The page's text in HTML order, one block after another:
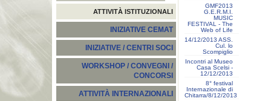
ATTIVITÀ ISTITUZIONALI
INIZIATIVE CEMAT
INIZIATIVE / CENTRI SOCI
WORKSHOP / CONVEGNI /
CONCORSI
ATTIVITÀ INTERNAZIONALI
GMF2013
G.E.R.M.I.
MUSIC
FESTIVAL - The
Web of Life
14/12/2013 ASS.
Cul. lo
Scompiglio
Incontri al Museo
Casa Scelsi -
12/12/2013
8° festival
Internazionale di
Chitarra/8/12/2013